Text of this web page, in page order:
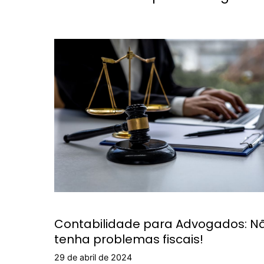
Contabilidade para Advogados:
tenha problemas fiscais!
29 de abril de 2024